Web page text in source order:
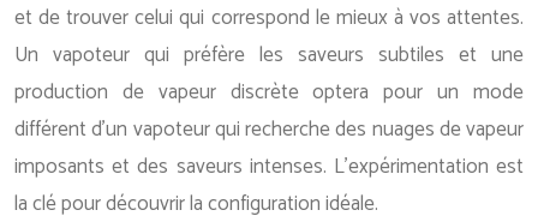
et de trouver celui qui correspond le mieux à vos attentes.
Un vapoteur qui préfère les saveurs subtiles et une
production de vapeur discrète optera pour un mode
différent d’un vapoteur qui recherche des nuages de vapeur
imposants et des saveurs intenses. L’expérimentation est
la clé pour découvrir la configuration idéale.